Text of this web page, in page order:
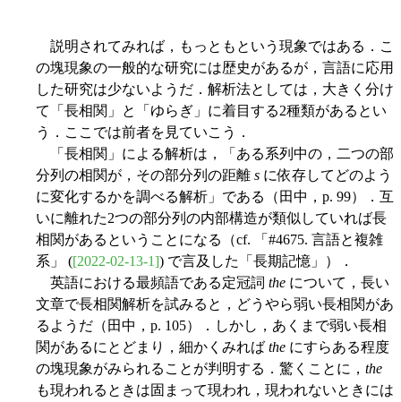
説明されてみれば，もっともという現象ではある．こ
の塊現象の一般的な研究には歴史があるが，言語に応用
した研究は少ないようだ．解析法としては，大きく分け
て「長相関」と「ゆらぎ」に着目する2種類があるとい
う．ここでは前者を見ていこう．
「長相関」による解析は，「ある系列中の，二つの部
分列の相関が，その部分列の距離 s に依存してどのよう
に変化するかを調べる解析」である（田中，p. 99）．互
いに離れた2つの部分列の内部構造が類似していれば長
相関があるということになる（cf. 「#4675. 言語と複雑
系」 ([2022-02-13-1]) で言及した「長期記憶」）．
英語における最頻語である定冠詞 the について，長い
文章で長相関解析を試みると，どうやら弱い長相関があ
るようだ（田中，p. 105）．しかし，あくまで弱い長相
関があるにとどまり，細かくみれば the にすらある程度
の塊現象がみられることが判明する．驚くことに， the
も現われるときは固まって現われ，現われないときには